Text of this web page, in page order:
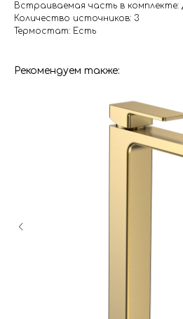
Встраиваемая часть в комплекте:
Количество источников: 3
Термостат: Есть
Рекомендуем также:
Дизайнерам
Доставка и